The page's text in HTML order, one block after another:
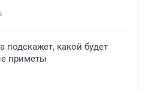
подскажет, какой будет
приметы